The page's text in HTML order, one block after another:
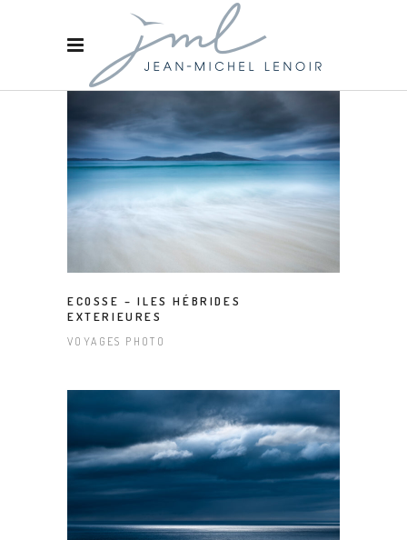
ECOSSE – ILES HÉBRIDES
EXTERIEURES
VOYAGES PHOTO